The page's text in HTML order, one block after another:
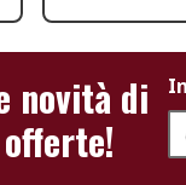
novità di